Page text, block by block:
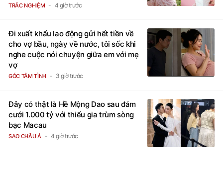
TRẮC NGHIỆM 4 giờ trước
Đi xuất khẩu lao động gửi hết tiền về
cho vợ bầu, ngày về nước, tôi sốc khi
nghe cuộc nói chuyện giữa em với mẹ
vợ
GÓC TÂM TÌNH 3 giờ trước
Đây có thật là Hề Mộng Dao sau đám
cưới 1.000 tỷ với thiếu gia trùm sòng
bạc Macau
SAO CHÂU Á 4 giờ trước